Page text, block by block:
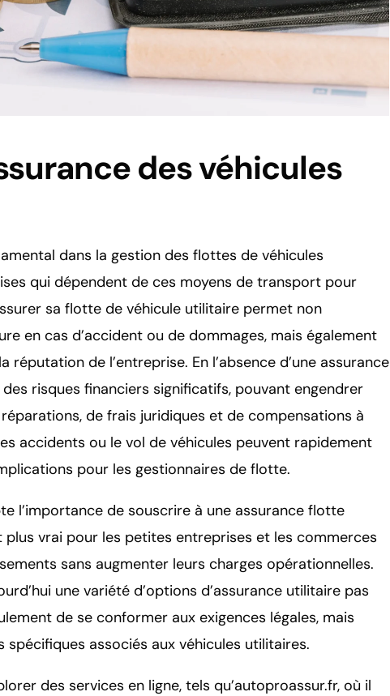
des véhicules
dans la gestion des flottes de véhicules
qui dépendent de ces moyens de transport pour
sa flotte de véhicule utilitaire permet non
en cas d’accident ou de dommages, mais également
de l’entreprise. En l’absence d’une assurance
risques financiers significatifs, pouvant engendrer
de frais juridiques et de compensations à
accidents ou le vol de véhicules peuvent rapidement
pour les gestionnaires de flotte.
l’importance de souscrire à une assurance flotte
plus vrai pour les petites entreprises et les commerces
sans augmenter leurs charges opérationnelles.
une variété d’options d’assurance utilitaire pas
de se conformer aux exigences légales, mais
spécifiques associés aux véhicules utilitaires.
des services en ligne, tels qu’autoproassur.fr, où il